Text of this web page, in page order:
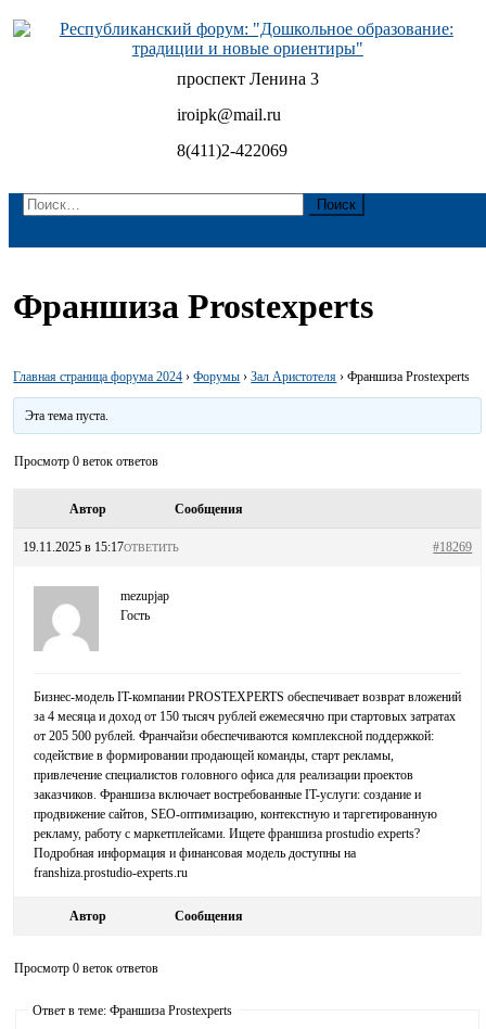
Skip
to
Республиканский форум: "Дошкольное образование:
традиции и новые ориентиры"
проспект Ленина 3
iroipk@mail.ru
8(411)2-422069
Найти:
Франшиза Prostexperts
Главная страница форума 2024 › Форумы › Зал Аристотеля › Франшиза Prostexperts
Эта тема пуста.
Просмотр 0 веток ответов
Автор Сообщения
19.11.2025 в 15:17 #18269
ОТВЕТИТЬ
mezupjap
Гость
Бизнес-модель IT-компании PROSTEXPERTS обеспечивает возврат вложений
за 4 месяца и доход от 150 тысяч рублей ежемесячно при стартовых затратах
от 205 500 рублей. Франчайзи обеспечиваются комплексной поддержкой:
содействие в формировании продающей команды, старт рекламы,
привлечение специалистов головного офиса для реализации проектов
заказчиков. Франшиза включает востребованные IT-услуги: создание и
продвижение сайтов, SEO-оптимизацию, контекстную и таргетированную
рекламу, работу с маркетплейсами. Ищетефраншиза prostudio experts?
Подробная информация и финансовая модель доступны на
franshiza.prostudio-experts.ru
Автор Сообщения
Просмотр 0 веток ответов
Ответ в теме: Франшиза Prostexperts